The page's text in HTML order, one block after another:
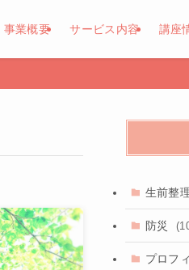
事業概要 サービス内容 講座
生前整
防災
プロフ